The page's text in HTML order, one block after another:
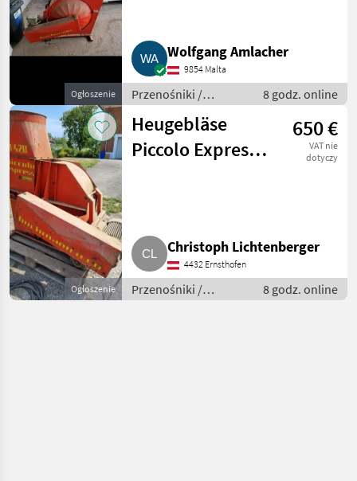
Ogłoszenie
Wolfgang Amlacher
9854 Malta
Przenośniki /
Przenośniki
dmuchawe
8 godz. online
Ogłoszenie
Heugebläse
Piccolo Express
650 €
VAT nie
dotyczy
Christoph Lichtenberger
4432 Ernsthofen
Przenośniki /
Przenośniki
8 godz. online